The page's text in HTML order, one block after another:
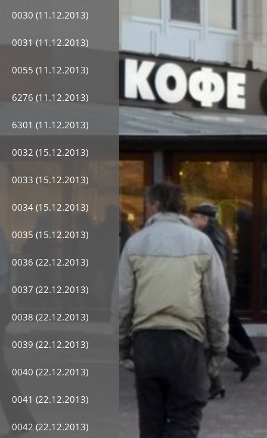
0030 (11.12.2013)
0031 (11.12.2013)
0055 (11.12.2013)
6276 (11.12.2013)
6301 (11.12.2013)
0032 (15.12.2013)
0033 (15.12.2013)
0034 (15.12.2013)
0035 (15.12.2013)
0036 (22.12.2013)
0037 (22.12.2013)
0038 (22.12.2013)
0039 (22.12.2013)
0040 (22.12.2013)
0041 (22.12.2013)
0042 (22.12.2013)